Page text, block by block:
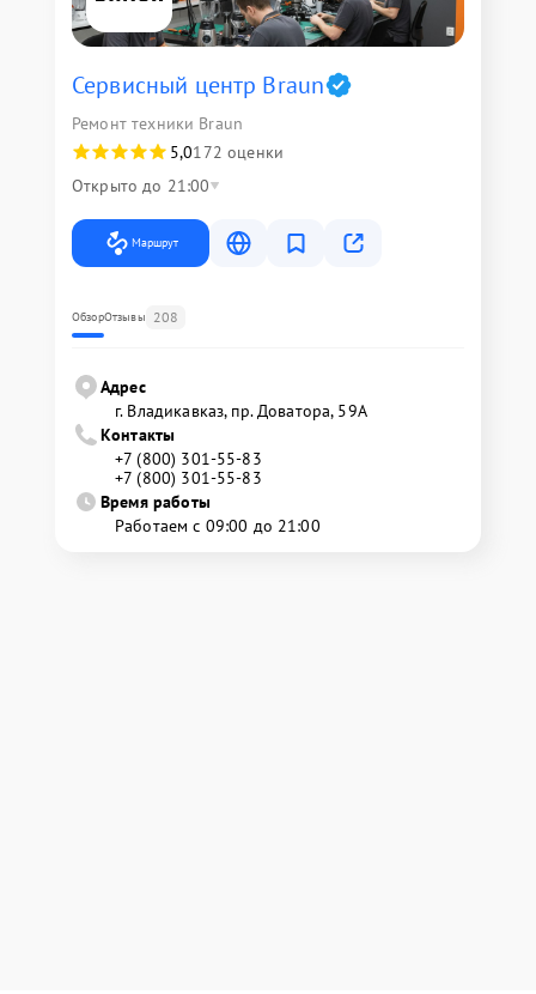
Сервисный центр Braun
Ремонт техники Braun
5,0172 оценки
Открыто до 21:00
Маршрут
ОбзорОтзывы 208
Адрес
г. Владикавказ, пр. Доватора, 59А
Контакты
+7 (800) 301-55-83
+7 (800) 301-55-83
Время работы
Работаем с 09:00 до 21:00